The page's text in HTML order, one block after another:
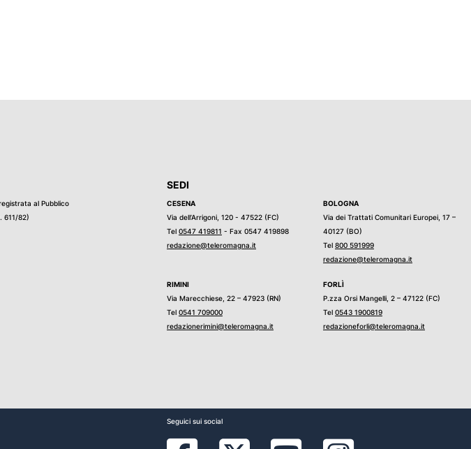
al Pubblico
611/82)
SEDI
CESENA
Via dell’Arrigoni, 120 - 47522 (FC)
Tel 0547 419811 - Fax 0547 419898
redazione@teleromagna.it
BOLOGNA
Via dei Trattati Comunitari Europei, 17 –
40127 (BO)
Tel 800 591999
redazione@teleromagna.it
RIMINI
Via Marecchiese, 22 – 47923 (RN)
Tel 0541 709000
redazionerimini@teleromagna.it
FORLÌ
P.zza Orsi Mangelli, 2 – 47122 (FC)
Tel 0543 1900819
redazioneforli@teleromagna.it
Seguici sui social